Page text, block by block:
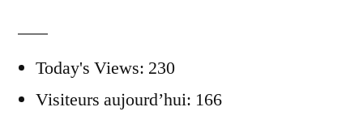
Today's Views: 230
Visiteurs aujourd’hui: 166